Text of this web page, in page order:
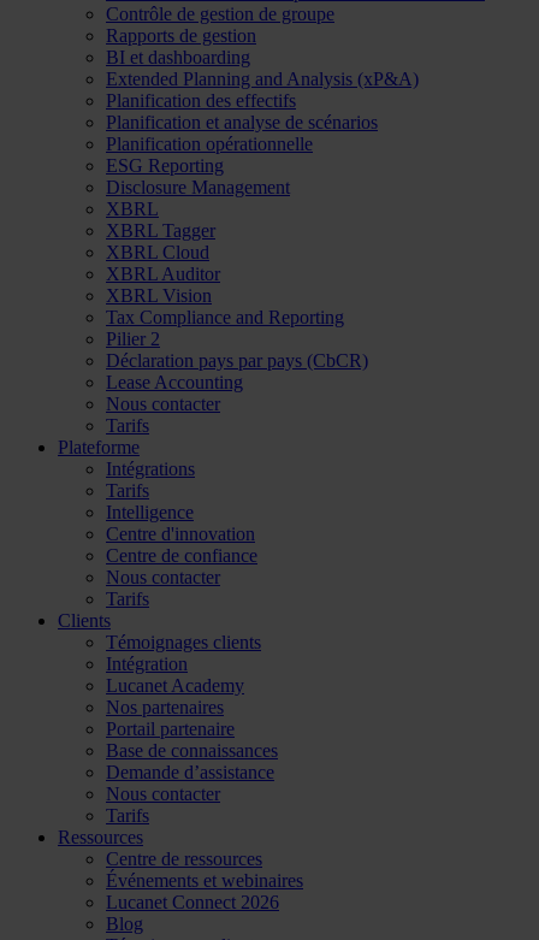
Contrôle de gestion de groupe
Rapports de gestion
BI et dashboarding
Extended Planning and Analysis (xP&A)
Planification des effectifs
Planification et analyse de scénarios
Planification opérationnelle
ESG Reporting
Disclosure Management
XBRL
XBRL Tagger
XBRL Cloud
XBRL Auditor
XBRL Vision
Tax Compliance and Reporting
Pilier 2
Déclaration pays par pays (CbCR)
Lease Accounting
Nous contacter
Tarifs
Plateforme
Intégrations
Tarifs
Intelligence
Centre d'innovation
Centre de confiance
Nous contacter
Tarifs
Clients
Témoignages clients
Intégration
Lucanet Academy
Nos partenaires
Portail partenaire
Base de connaissances
Demande d’assistance
Nous contacter
Tarifs
Ressources
Centre de ressources
Événements et webinaires
Lucanet Connect 2026
Blog